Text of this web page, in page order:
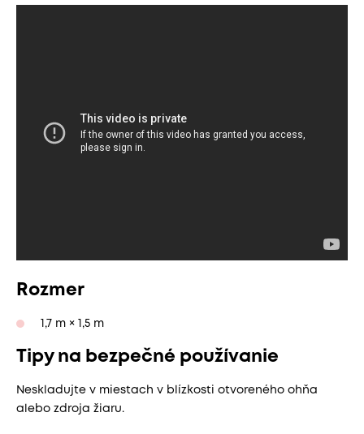
Rozmer
1,7 m × 1,5 m
Tipy na bezpečné používanie
Neskladujte v miestach v blízkosti otvoreného ohňa
alebo zdroja žiaru.